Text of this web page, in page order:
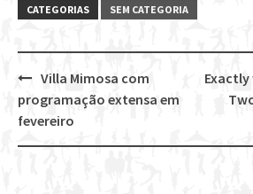
CATEGORIAS SEM CATEGORIA
Post
navigation
Villa Mimosa com
programação extensa em
fevereiro